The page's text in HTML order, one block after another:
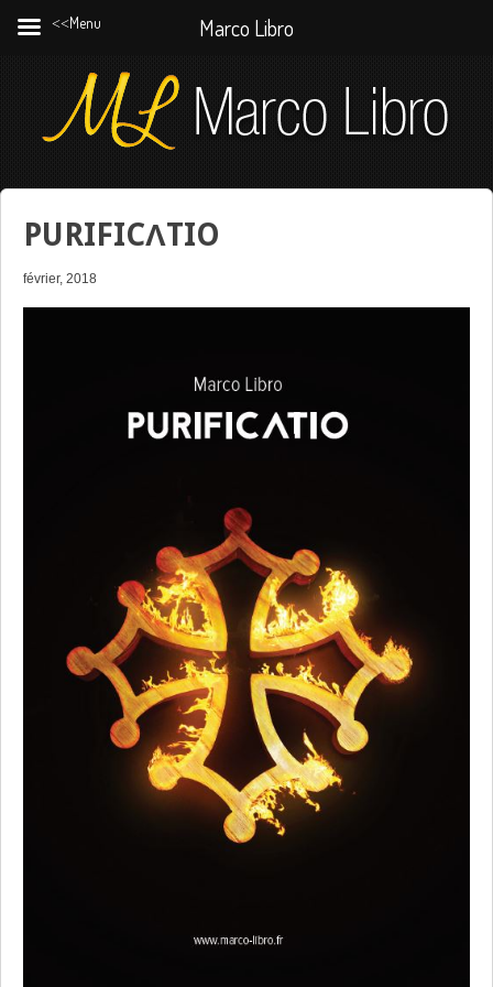
PURIFICΛTIO
février, 2018
˂˂Menu Marco Libro